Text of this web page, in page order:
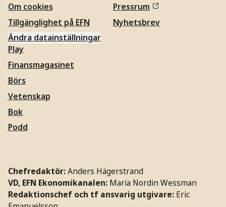
Om cookies
Tillgänglighet på EFN
Ändra datainställningar
Pressrum
Nyhetsbrev
Play
Finansmagasinet
Börs
Vetenskap
Bok
Podd
Chefredaktör:Anders Hägerstrand
VD, EFN Ekonomikanalen: Maria Nordin Wessman
Redaktionschef och tf ansvarig utgivare: Eric